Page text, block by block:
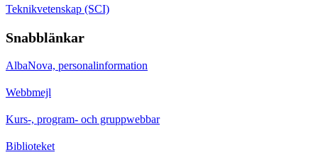
Teknikvetenskap (SCI)
Snabblänkar
AlbaNova, personalinformation
Webbmejl
Kurs-, program- och gruppwebbar
Biblioteket